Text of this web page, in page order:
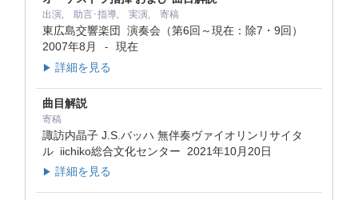
出演, 助言･指導, 実演, 寄稿
東広島交響楽団 演奏会（第6回～現在：除7・9回）
2007年8月
- 現在
▶ 詳細を見る
曲目解説
寄稿
諏訪内晶子 J.S.バッハ 無伴奏ヴァイオリンリサイタ
ル iichiko総合文化センター 2021年10月20日
▶ 詳細を見る